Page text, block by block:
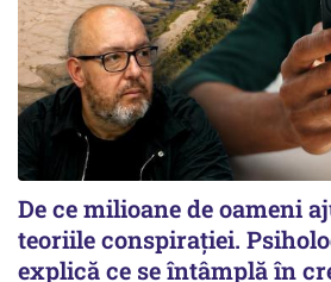
De ce milioane de oameni
teoriile conspirației.
explică ce se întâmplă în